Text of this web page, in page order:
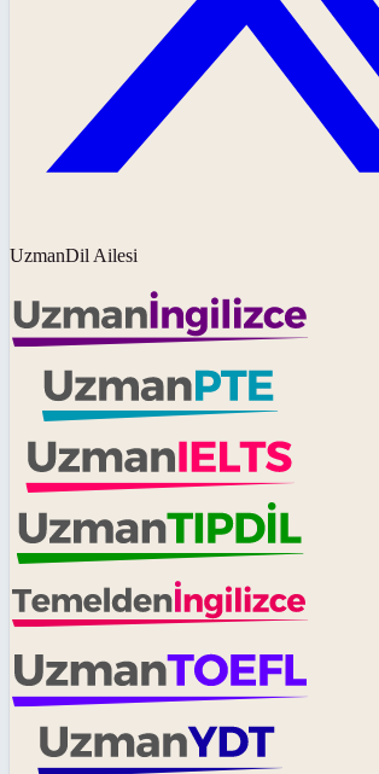
UzmanDil Ailesi